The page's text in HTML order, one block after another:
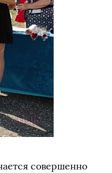
совершенно